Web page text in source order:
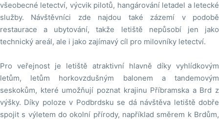
všeobecné letectví, výcvik pilotů, hangárování letadel a letecké
služby. Návštěvníci zde najdou také zázemí v podobě
restaurace a ubytování, takže letiště nepůsobí jen jako
technický areál, ale i jako zajímavý cíl pro milovníky letectví.
Pro veřejnost je letiště atraktivní hlavně díky vyhlídkovým
letům, letům horkovzdušným balonem a tandemovým
seskokům, které umožňují poznat krajinu Příbramska a Brd z
výšky. Díky poloze v Podbrdsku se dá návštěva letiště dobře
spojit s výletem do okolní přírody, například směrem k Brdům,